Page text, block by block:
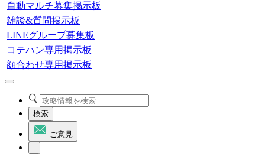
自動マルチ募集掲示板
雑談&質問掲示板
LINEグループ募集板
コテハン専用掲示板
顔合わせ専用掲示板
検索
ご意見